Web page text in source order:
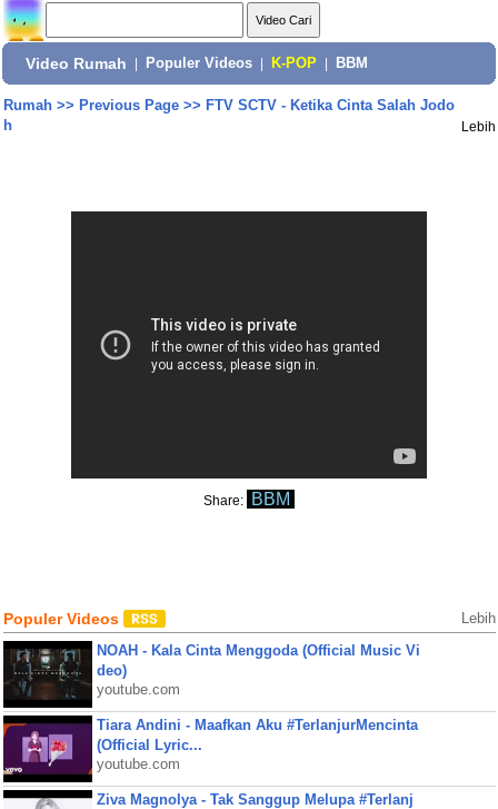
Video Rumah Populer Videos K-POP BBM
Rumah>> Previous Page>> FTV SCTV - Ketika Cinta Salah Jodo
h
Lebih
Share: BBM
Populer Videos Lebih
NOAH - Kala Cinta Menggoda (Official Music Vi
deo)
youtube.com
Tiara Andini - Maafkan Aku #TerlanjurMencinta
(Official Lyric...
youtube.com
Ziva Magnolya - Tak Sanggup Melupa #Terlanj